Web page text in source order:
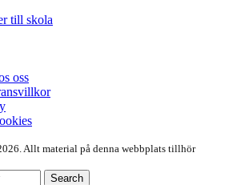
till skola
oss
Allt material på denna webbplats tillhör
Search